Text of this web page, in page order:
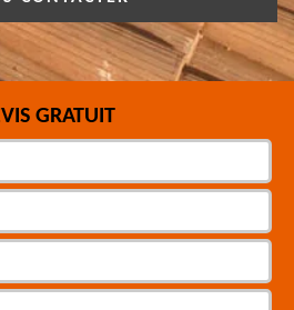
GRATUIT